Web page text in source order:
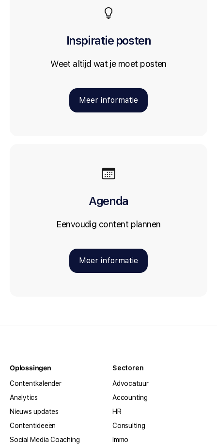
Inspiratie posten
Weet altijd wat je moet posten
Meer informatie
Agenda
Eenvoudig content plannen
Meer informatie
Oplossingen
Contentkalender
Analytics
Nieuws updates
Contentideeën
Social Media Coaching
Sectoren
Advocatuur
Accounting
HR
Consulting
Immo